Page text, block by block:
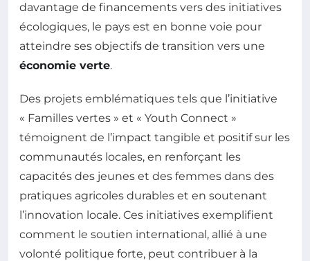
davantage de financements vers des initiatives
écologiques, le pays est en bonne voie pour
atteindre ses objectifs de transition vers une
économie verte.
Des projets emblématiques tels que l’initiative
« Familles vertes » et « Youth Connect »
témoignent de l’impact tangible et positif sur les
communautés locales, en renforçant les
capacités des jeunes et des femmes dans des
pratiques agricoles durables et en soutenant
l’innovation locale. Ces initiatives exemplifient
comment le soutien international, allié à une
volonté politique forte, peut contribuer à la